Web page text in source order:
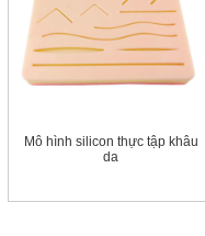
Mô hình silicon thực tập khâu
da